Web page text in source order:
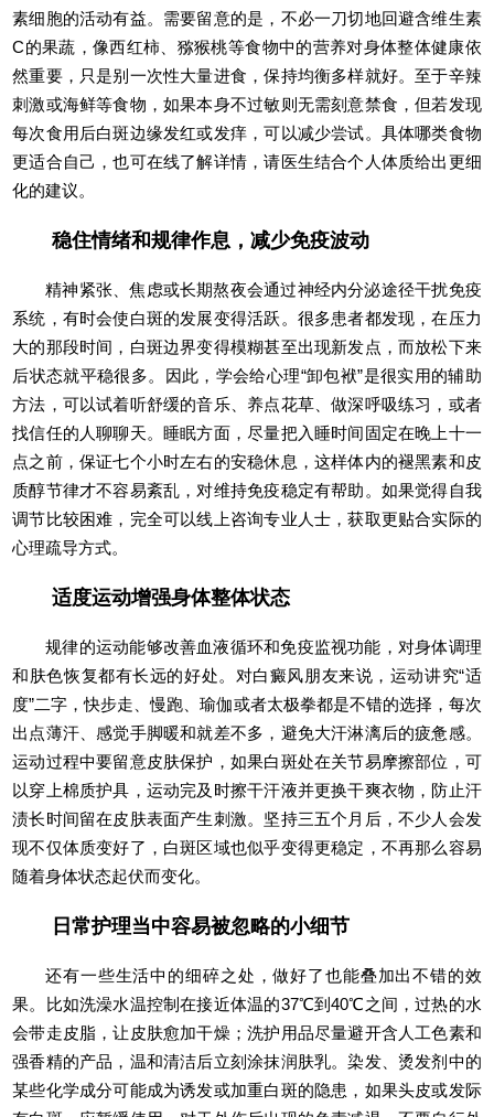
素细胞的活动有益。需要留意的是，不必一刀切地回避含维生素
C的果蔬，像西红柿、猕猴桃等食物中的营养对身体整体健康依
然重要，只是别一次性大量进食，保持均衡多样就好。至于辛辣
刺激或海鲜等食物，如果本身不过敏则无需刻意禁食，但若发现
每次食用后白斑边缘发红或发痒，可以减少尝试。具体哪类食物
更适合自己，也可在线了解详情，请医生结合个人体质给出更细
化的建议。
稳住情绪和规律作息，减少免疫波动
精神紧张、焦虑或长期熬夜会通过神经内分泌途径干扰免疫
系统，有时会使白斑的发展变得活跃。很多患者都发现，在压力
大的那段时间，白斑边界变得模糊甚至出现新发点，而放松下来
后状态就平稳很多。因此，学会给心理“卸包袱”是很实用的辅助
方法，可以试着听舒缓的音乐、养点花草、做深呼吸练习，或者
找信任的人聊聊天。睡眠方面，尽量把入睡时间固定在晚上十一
点之前，保证七个小时左右的安稳休息，这样体内的褪黑素和皮
质醇节律才不容易紊乱，对维持免疫稳定有帮助。如果觉得自我
调节比较困难，完全可以线上咨询专业人士，获取更贴合实际的
心理疏导方式。
适度运动增强身体整体状态
规律的运动能够改善血液循环和免疫监视功能，对身体调理
和肤色恢复都有长远的好处。对白癜风朋友来说，运动讲究“适
度”二字，快步走、慢跑、瑜伽或者太极拳都是不错的选择，每次
出点薄汗、感觉手脚暖和就差不多，避免大汗淋漓后的疲惫感。
运动过程中要留意皮肤保护，如果白斑处在关节易摩擦部位，可
以穿上棉质护具，运动完及时擦干汗液并更换干爽衣物，防止汗
渍长时间留在皮肤表面产生刺激。坚持三五个月后，不少人会发
现不仅体质变好了，白斑区域也似乎变得更稳定，不再那么容易
随着身体状态起伏而变化。
日常护理当中容易被忽略的小细节
还有一些生活中的细碎之处，做好了也能叠加出不错的效
果。比如洗澡水温控制在接近体温的37℃到40℃之间，过热的水
会带走皮脂，让皮肤愈加干燥；洗护用品尽量避开含人工色素和
强香精的产品，温和清洁后立刻涂抹润肤乳。染发、烫发剂中的
某些化学成分可能成为诱发或加重白斑的隐患，如果头皮或发际